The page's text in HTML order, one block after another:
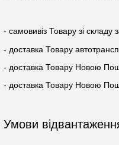
- самовивіз Товару зі
- доставка Товару
- доставка Товару Новою
- доставка Товару Новою
Умови